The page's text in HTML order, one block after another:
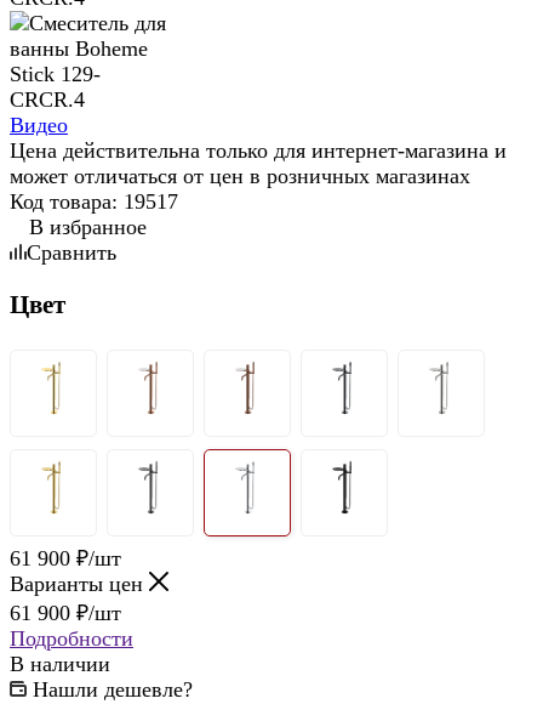
Видео
Цена действительна только для интернет-магазина и
может отличаться от цен в розничных магазинах
Код товара: 19517
В избранное
Сравнить
Цвет
61 900 ₽/шт
Варианты цен
61 900 ₽/шт
Подробности
В наличии
Нашли дешевле?